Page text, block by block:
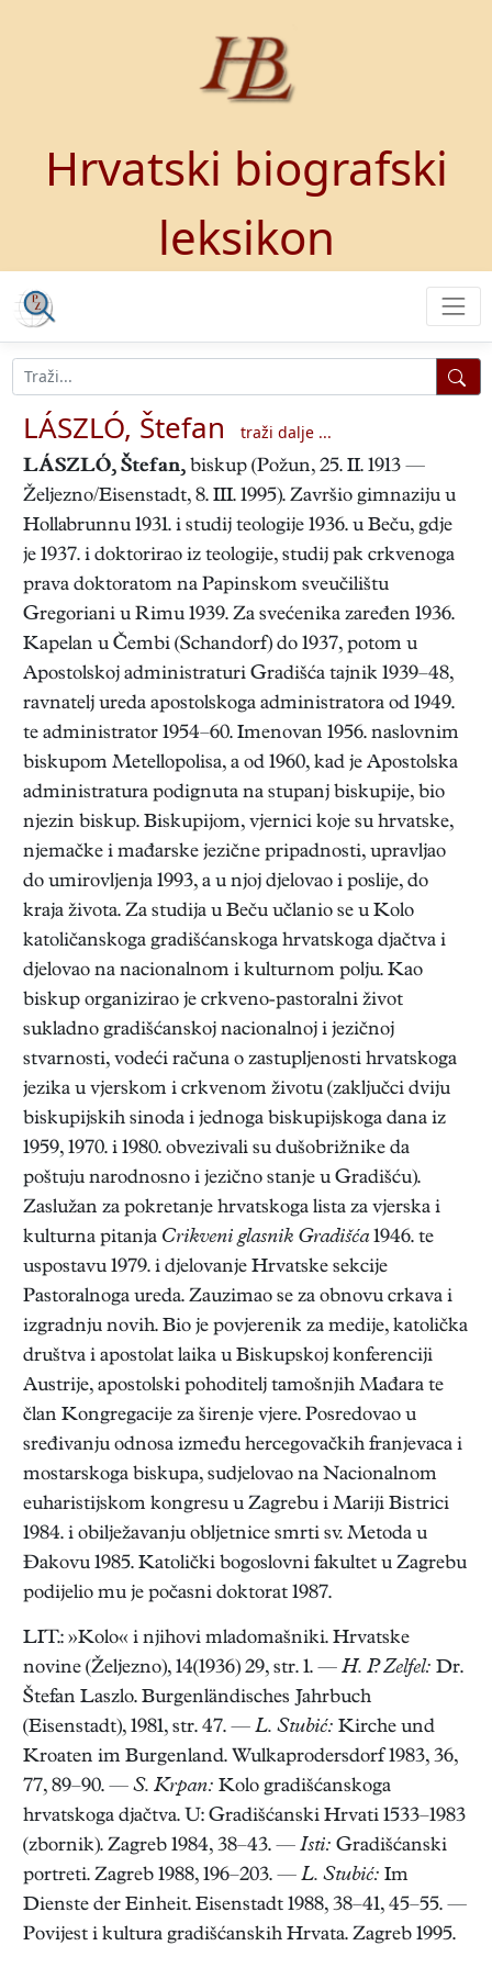
Hrvatski biografski
leksikon
LÁSZLÓ, Štefan
traži dalje ...
LÁSZLÓ, Štefan, biskup (Požun, 25. II. 1913 —
Željezno/Eisenstadt, 8. III. 1995). Završio gimnaziju u
Hollabrunnu 1931. i studij teologije 1936. u Beču, gdje
je 1937. i doktorirao iz teologije, studij pak crkvenoga
prava doktoratom na Papinskom sveučilištu
Gregoriani u Rimu 1939. Za svećenika zaređen 1936.
Kapelan u Čembi (Schandorf) do 1937, potom u
Apostolskoj administraturi Gradišća tajnik 1939–48,
ravnatelj ureda apostolskoga administratora od 1949.
te administrator 1954–60. Imenovan 1956. naslovnim
biskupom Metellopolisa, a od 1960, kad je Apostolska
administratura podignuta na stupanj biskupije, bio
njezin biskup. Biskupijom, vjernici koje su hrvatske,
njemačke i mađarske jezične pripadnosti, upravljao
do umirovljenja 1993, a u njoj djelovao i poslije, do
kraja života. Za studija u Beču učlanio se u Kolo
katoličanskoga gradišćanskoga hrvatskoga djačtva i
djelovao na nacionalnom i kulturnom polju. Kao
biskup organizirao je crkveno-pastoralni život
sukladno gradišćanskoj nacionalnoj i jezičnoj
stvarnosti, vodeći računa o zastupljenosti hrvatskoga
jezika u vjerskom i crkvenom životu (zaključci dviju
biskupijskih sinoda i jednoga biskupijskoga dana iz
1959, 1970. i 1980. obvezivali su dušobrižnike da
poštuju narodnosno i jezično stanje u Gradišću).
Zaslužan za pokretanje hrvatskoga lista za vjerska i
kulturna pitanja Crikveni glasnik Gradišća1946. te
uspostavu 1979. i djelovanje Hrvatske sekcije
Pastoralnoga ureda. Zauzimao se za obnovu crkava i
izgradnju novih. Bio je povjerenik za medije, katolička
društva i apostolat laika u Biskupskoj konferenciji
Austrije, apostolski pohoditelj tamošnjih Mađara te
član Kongregacije za širenje vjere. Posredovao u
sređivanju odnosa između hercegovačkih franjevaca i
mostarskoga biskupa, sudjelovao na Nacionalnom
euharistijskom kongresu u Zagrebu i Mariji Bistrici
1984. i obilježavanju obljetnice smrti sv. Metoda u
Đakovu 1985. Katolički bogoslovni fakultet u Zagrebu
podijelio mu je počasni doktorat 1987.
LIT.: »Kolo« i njihovi mladomašniki. Hrvatske
novine (Željezno), 14(1936) 29, str. 1. — H. P. Zelfel: Dr.
Štefan Laszlo. Burgenländisches Jahrbuch
(Eisenstadt), 1981, str. 47. — L. Stubić: Kirche und
Kroaten im Burgenland. Wulkaprodersdorf 1983, 36,
77, 89–90. — S. Krpan: Kolo gradišćanskoga
hrvatskoga djačtva. U: Gradišćanski Hrvati 1533–1983
(zbornik). Zagreb 1984, 38–43. — Isti: Gradišćanski
portreti. Zagreb 1988, 196–203. — L. Stubić: Im
Dienste der Einheit. Eisenstadt 1988, 38–41, 45–55. —
Povijest i kultura gradišćanskih Hrvata. Zagreb 1995.